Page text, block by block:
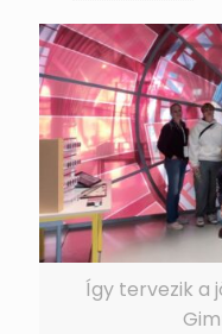
Így tervezik a